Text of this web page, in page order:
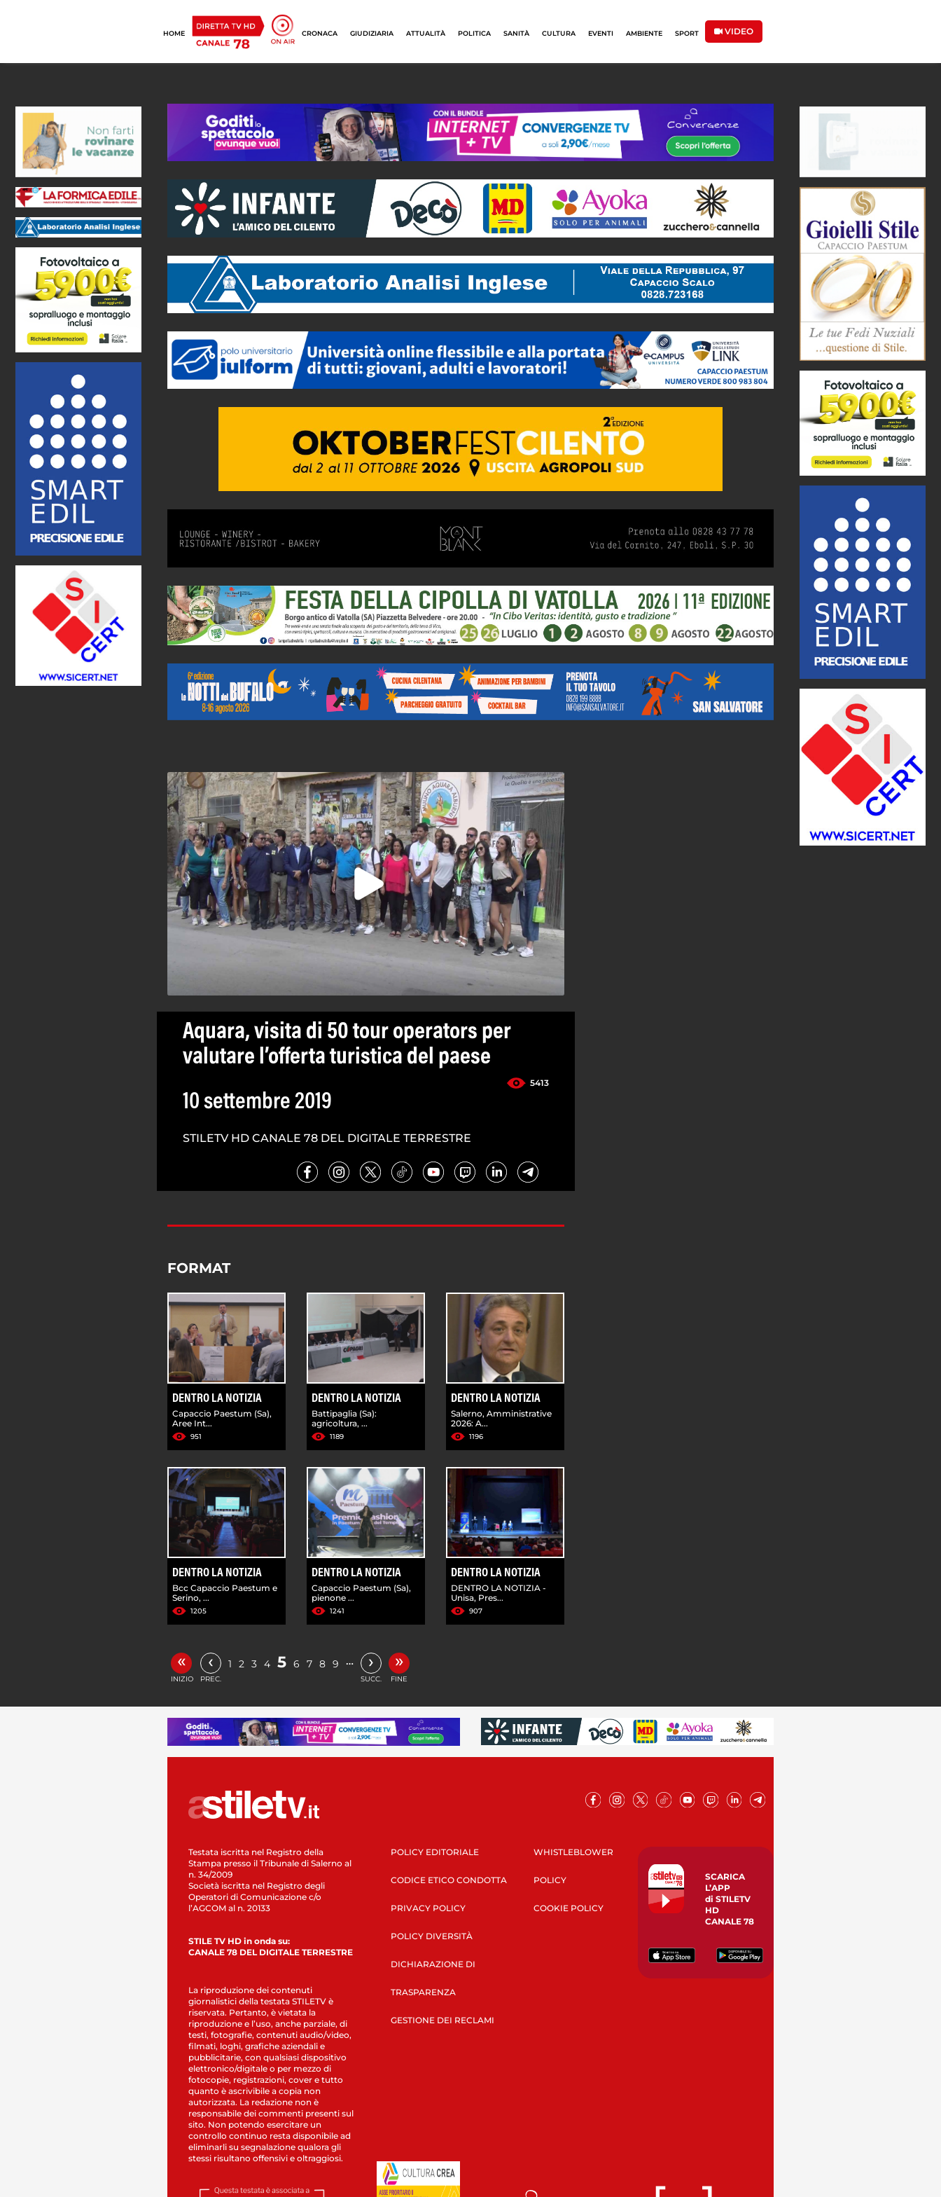
HOME CRONACA GIUDIZIARIA ATTUALITÀ POLITICA SANITÀ CULTURA EVENTI AMBIENTE SPORT VIDEO
Aquara, visita di 50 tour operators per
valutare l’offerta turistica del paese
5413
10 settembre 2019
STILETV HD CANALE 78 DEL DIGITALE TERRESTRE
FORMAT
DENTRO LA NOTIZIA
Capaccio Paestum (Sa),
Aree Int...
951
DENTRO LA NOTIZIA
Battipaglia (Sa):
agricoltura, ...
1189
DENTRO LA NOTIZIA
Salerno, Amministrative
2026: A...
1196
DENTRO LA NOTIZIA
Bcc Capaccio Paestum e
Serino, ...
1205
DENTRO LA NOTIZIA
Capaccio Paestum (Sa),
pienone ...
1241
DENTRO LA NOTIZIA
DENTRO LA NOTIZIA -
Unisa, Pres...
907
«
INIZIO
‹
PREC.
1 2 3 4 5 6 7 8 9 … ›
SUCC.
»
FINE
Testata iscritta nel Registro della
Stampa presso il Tribunale di Salerno al
n. 34/2009
Società iscritta nel Registro degli
Operatori di Comunicazione c/o
l’AGCOM al n. 20133
STILE TV HD in onda su:
CANALE 78 DEL DIGITALE TERRESTRE
La riproduzione dei contenuti
giornalistici della testata STILETV è
riservata. Pertanto, è vietata la
riproduzione e l’uso, anche parziale, di
testi, fotografie, contenuti audio/video,
filmati, loghi, grafiche aziendali e
pubblicitarie, con qualsiasi dispositivo
elettronico/digitale o per mezzo di
fotocopie, registrazioni, cover e tutto
quanto è ascrivibile a copia non
autorizzata. La redazione non è
responsabile dei commenti presenti sul
sito. Non potendo esercitare un
controllo continuo resta disponibile ad
eliminarli su segnalazione qualora gli
stessi risultano offensivi e oltraggiosi.
POLICY EDITORIALE
CODICE ETICO CONDOTTA
PRIVACY POLICY
POLICY DIVERSITÀ
DICHIARAZIONE DI
TRASPARENZA
GESTIONE DEI RECLAMI
WHISTLEBLOWER
POLICY
COOKIE POLICY
SCARICA
L’APP
di STILETV
HD
CANALE 78